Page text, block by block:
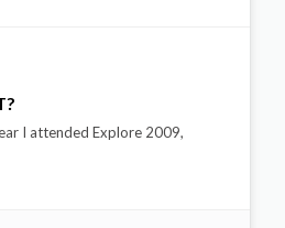
I attended Explore 2009,